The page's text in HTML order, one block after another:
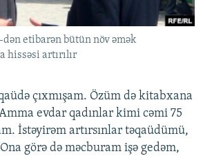
ISTIFADƏ
TELEFONUNUZDA
saytlarıetibarən bütün növ əmək
hissəsi artırılır
çıxmışam. Özüm də kitabxana
evdar qadınlar kimi cəmi 75
İstəyirəm artırsınlar təqaüdümü,
görə də məcburam işə gedəm,